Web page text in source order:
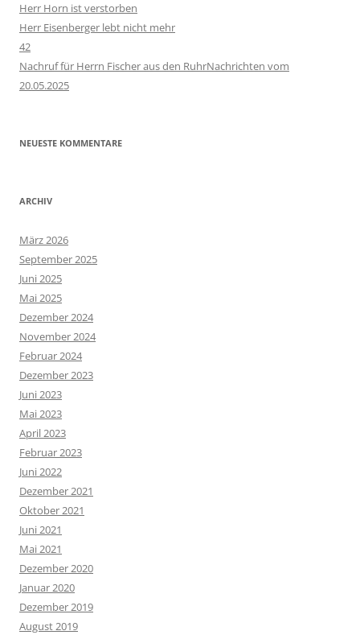
Herr Horn ist verstorben
Herr Eisenberger lebt nicht mehr
42
Nachruf für Herrn Fischer aus den RuhrNachrichten vom
20.05.2025
NEUESTE KOMMENTARE
ARCHIV
März 2026
September 2025
Juni 2025
Mai 2025
Dezember 2024
November 2024
Februar 2024
Dezember 2023
Juni 2023
Mai 2023
April 2023
Februar 2023
Juni 2022
Dezember 2021
Oktober 2021
Juni 2021
Mai 2021
Dezember 2020
Januar 2020
Dezember 2019
August 2019